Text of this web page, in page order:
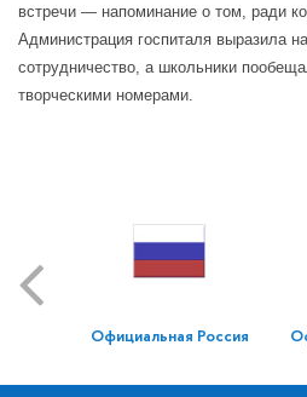
встречи — напоминание о том, ради
Администрация госпиталя выразила
сотрудничество, а школьники
творческими номерами.
Официальная Россия